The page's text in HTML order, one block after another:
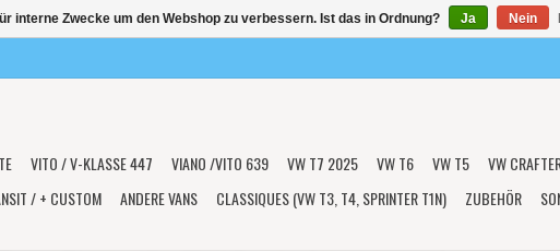
VITO / V-KLASSE 447 VIANO /VITO 639 VW T7 2025 VW T6 VW T5 VW
/ + CUSTOM
ANDERE VANS CLASSIQUES (VW T3, T4, SPRINTER T1N) ZUBEHÖR
interne Zwecke um den Webshop zu verbessern. Ist das in Ordnung? Ja Nein